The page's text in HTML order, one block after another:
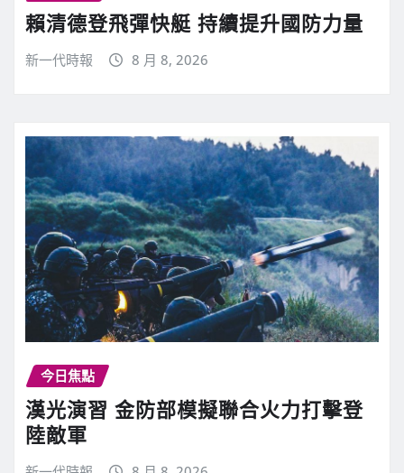
賴清德登飛彈快艇 持續提升國防力量
新一代時報 8 月 8, 2026
今日焦點
漢光演習 金防部模擬聯合火力打擊登
陸敵軍